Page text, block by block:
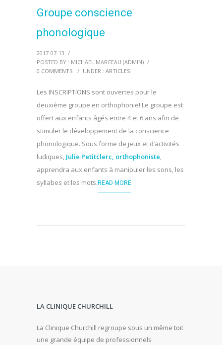
Groupe conscience
phonologique
2017-07-13 /
POSTED BY : MICHAEL MARCEAU (ADMIN) /
0 COMMENTS
/ UNDER : ARTICLES
Les INSCRIPTIONS sont ouvertes pour le
deuxième groupe en orthophonie! Le groupe est
offert aux enfants âgés entre 4 et 6 ans afin de
stimuler le développement de la conscience
phonologique. Sous forme de jeux et d’activités
ludiques, Julie Petitclerc, orthophoniste,
apprendra aux enfants à manipuler les sons, les
syllabes et les mots. READ MORE
LA CLINIQUE CHURCHILL
La Clinique Churchill regroupe sous un même toit
une grande équipe de professionnels